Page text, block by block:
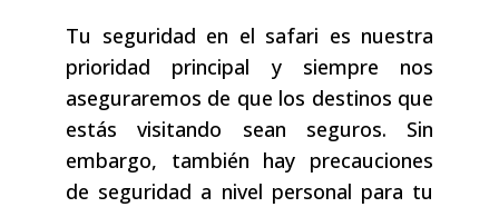
Tu seguridad en el safari es nuestra
prioridad principal y siempre nos
aseguraremos de que los destinos que
estás visitando sean seguros. Sin
embargo, también hay precauciones
de seguridad a nivel personal para tu